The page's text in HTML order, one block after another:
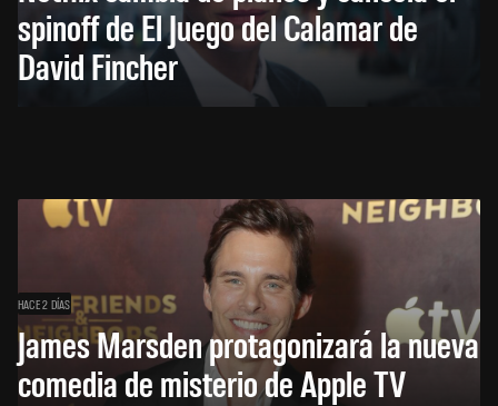
spinoff de El Juego del Calamar de
David Fincher
HACE 2 DÍAS
James Marsden protagonizará la nueva
comedia de misterio de Apple TV